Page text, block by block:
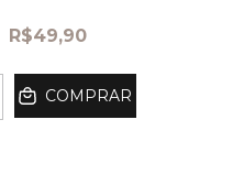
R$49,90
COMPRAR